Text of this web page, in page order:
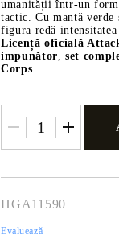
umanității într-un
tactic. Cu mantă verde
figura redă
Licență oficială
impunător,set
Corps.
HGA11590
Evaluează